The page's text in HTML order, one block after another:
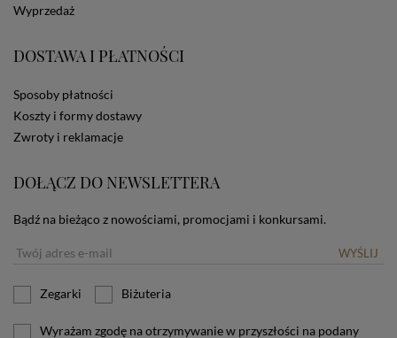
stosowanie plików cookies powinien zmienić
informacji o plikach cookies.
Wyprzedaż
DOSTAWA I PŁATNOŚCI
Sposoby płatności
Koszty i formy dostawy
Zwroty i reklamacje
DOŁĄCZ DO NEWSLETTERA
Bądź na bieżąco z nowościami, promocjami i konkursami.
WYŚLIJ
Zegarki Biżuteria
Wyrażam zgodę na otrzymywanie w przyszłości na podany